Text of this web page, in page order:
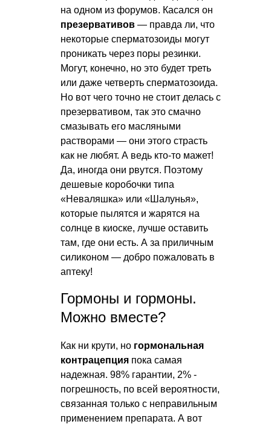
на одном из форумов. Касался он
презервативов — правда ли, что
некоторые сперматозоиды могут
проникать через поры резинки.
Могут, конечно, но это будет треть
или даже четверть сперматозоида.
Но вот чего точно не стоит делась с
презервативом, так это смачно
смазывать его масляными
растворами — они этого страсть
как не любят. А ведь кто-то мажет!
Да, иногда они рвутся. Поэтому
дешевые коробочки типа
«Неваляшка» или «Шалунья»,
которые пылятся и жарятся на
солнце в киоске, лучше оставить
там, где они есть. А за приличным
силиконом — добро пожаловать в
аптеку!
Гормоны и гормоны.
Можно вместе?
Как ни крути, но гормональная
контрацепция пока самая
надежная. 98% гарантии, 2% -
погрешность, по всей вероятности,
связанная только с неправильным
применением препарата. А вот